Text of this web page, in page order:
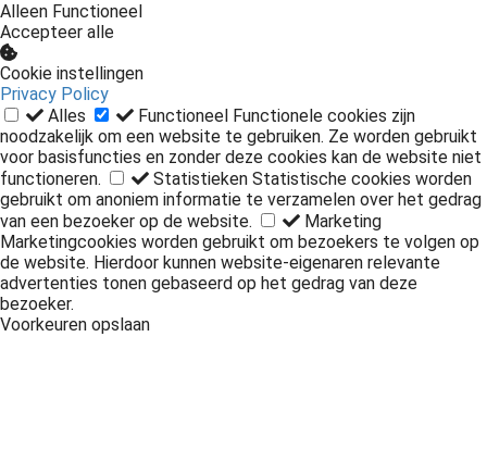
Alleen Functioneel
Accepteer alle
Cookie instellingen
Privacy Policy
Alles
Functioneel Functionele cookies zijn
noodzakelijk om een website te gebruiken. Ze worden gebruikt
voor basisfuncties en zonder deze cookies kan de website niet
functioneren.
Statistieken Statistische cookies worden
gebruikt om anoniem informatie te verzamelen over het gedrag
van een bezoeker op de website.
Marketing
Marketingcookies worden gebruikt om bezoekers te volgen op
de website. Hierdoor kunnen website-eigenaren relevante
advertenties tonen gebaseerd op het gedrag van deze
bezoeker.
Voorkeuren opslaan